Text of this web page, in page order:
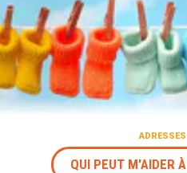
QUI PEUT M'AIDER